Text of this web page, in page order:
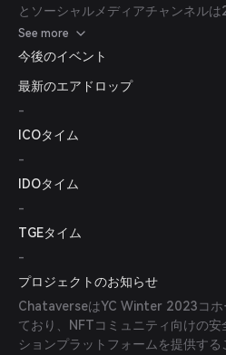
とソーシャルメディアチャンネル
れ、その後プライベートベータテス
パブリックベータは2022年第4四半
See more
今後のイベント
最新のエアドロップ
-
ICOタイム
-
IDOタイム
-
TGEタイム
-
プロジェクトのお知らせ
ChataverseはYC Winter 2023コホ
ており、NFTコミュニティ向けの
ションプラットフォームを提供す